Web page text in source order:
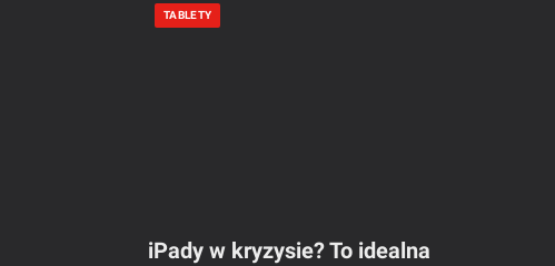
TABLETY
iPady w kryzysie? To idealna